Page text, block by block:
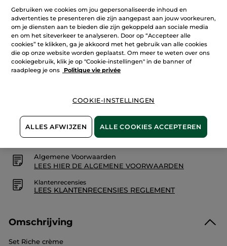
Set Riche crème
Set Riche crème
★★★★★
★★★★★
Geen
beoordelingswaarde
voor
REVIEW TOEVOEGEN
Veilige betaling
Niet tevreden? Geld terug!
Algemene Voorwaarden
LEES HIER DE ALGEMENE VOORWAARDEN
Klantenrecensies
LEES KLANTENRECENSIES REGLEMENT
Omschrijving
Set Riche crème
Gebruiken we cookies om jou gepersonaliseerde inhoud en
advertenties te presenteren die zijn aangepast aan jouw voorkeuren,
om je diensten aan te bieden die zijn gekoppeld aan sociale media
en om het siteverkeer te analyseren. Door op “Accepteer alle
cookies” te klikken, ga je akkoord met het gebruik van alle cookies
die op onze website worden geplaatst. Om meer te weten over ons
cookiegebruik, klik je op "Cookie-instellingen" in de banner of
raadpleeg je ons
Politique vie privée
COOKIE-INSTELLINGEN
ALLES AFWIJZEN ALLE COOKIES ACCEPTEREN